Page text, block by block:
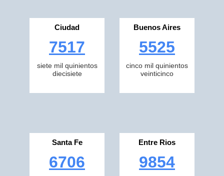
Ciudad
7517
siete mil quinientos
diecisiete
Buenos Aires
5525
cinco mil quinientos
veinticinco
Santa Fe
6706
Entre Rios
9854